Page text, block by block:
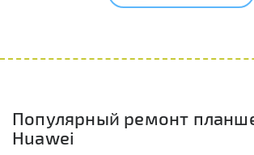
Популярный ремонт
Huawei